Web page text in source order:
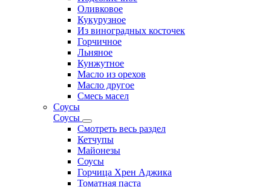
Оливковое
Кукурузное
Из виноградных косточек
Горчичное
Льняное
Кунжутное
Масло из орехов
Масло другое
Смесь масел
Соусы
Соусы
Смотреть весь раздел
Кетчупы
Майонезы
Соусы
Горчица Хрен Аджика
Томатная паста